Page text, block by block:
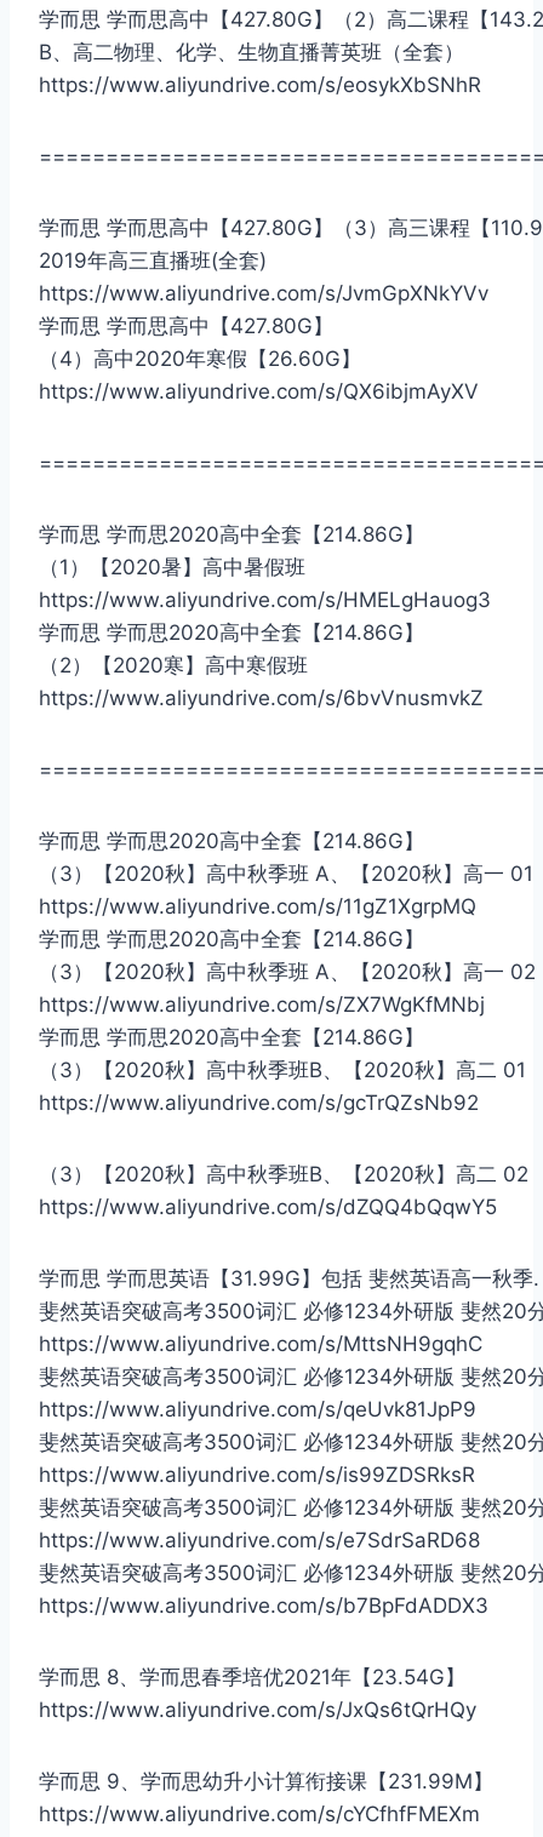
学而思 学而思高中【427.80G】（2）高二课程【
B、高二物理、化学、生物直播菁英班（全套）
https://www.aliyundrive.com/s/eosykXbSNhR
学而思 学而思高中【427.80G】（3）高三课程【
2019年高三直播班(全套)
https://www.aliyundrive.com/s/JvmGpXNkYVv
学而思 学而思高中【427.80G】
（4）高中2020年寒假【26.60G】
https://www.aliyundrive.com/s/QX6ibjmAyXV
学而思 学而思2020高中全套【214.86G】
（1）【2020暑】高中暑假班
https://www.aliyundrive.com/s/HMELgHauog3
学而思 学而思2020高中全套【214.86G】
（2）【2020寒】高中寒假班
https://www.aliyundrive.com/s/6bvVnusmvkZ
学而思 学而思2020高中全套【214.86G】
（3）【2020秋】高中秋季班 A、【2020秋】高一 01
https://www.aliyundrive.com/s/11gZ1XgrpMQ
学而思 学而思2020高中全套【214.86G】
（3）【2020秋】高中秋季班 A、【2020秋】高一 02
https://www.aliyundrive.com/s/ZX7WgKfMNbj
学而思 学而思2020高中全套【214.86G】
（3）【2020秋】高中秋季班B、【2020秋】高二 01
https://www.aliyundrive.com/s/gcTrQZsNb92
（3）【2020秋】高中秋季班B、【2020秋】高二 02
https://www.aliyundrive.com/s/dZQQ4bQqwY5
学而思 学而思英语【31.99G】包括 斐然英语高一秋季.
斐然英语突破高考3500词汇 必修1234外研版 斐然20
https://www.aliyundrive.com/s/MttsNH9gqhC
斐然英语突破高考3500词汇 必修1234外研版 斐然20
https://www.aliyundrive.com/s/qeUvk81JpP9
斐然英语突破高考3500词汇 必修1234外研版 斐然20
https://www.aliyundrive.com/s/is99ZDSRksR
斐然英语突破高考3500词汇 必修1234外研版 斐然20
https://www.aliyundrive.com/s/e7SdrSaRD68
斐然英语突破高考3500词汇 必修1234外研版 斐然20
https://www.aliyundrive.com/s/b7BpFdADDX3
学而思 8、学而思春季培优2021年【23.54G】
https://www.aliyundrive.com/s/JxQs6tQrHQy
学而思 9、学而思幼升小计算衔接课【231.99M】
https://www.aliyundrive.com/s/cYCfhfFMEXm